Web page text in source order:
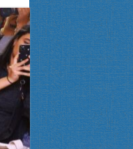
«بوابتك للخير» تتكفل بعملية
عام من الأثر والإنجازات.. EPSF Egypt تواصل صناعة الفرص لطلاب الصيدلة وخدمة المجتمع*
اليونسكو تكلف الدكتور
القومي لذوي الإعاقة يثمن